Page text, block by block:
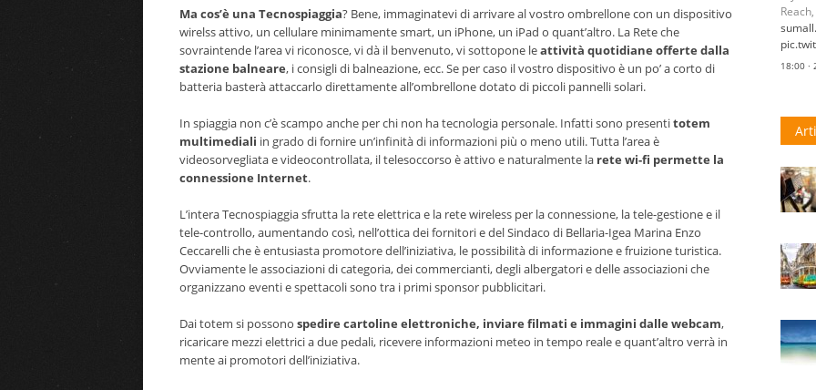
Ma cos’è una Tecnospiaggia? Bene, immaginatevi di arrivare al vostro ombrellone con un dispositivo
wirelss attivo, un cellulare minimamente smart, un iPhone, un iPad o quant’altro. La Rete che
sovraintende l’area vi riconosce, vi dà il benvenuto, vi sottopone leattività quotidiane offerte dalla
stazione balneare, i consigli di balneazione, ecc. Se per caso il vostro dispositivo è un po’ a corto di
batteria basterà attaccarlo direttamente all’ombrellone dotato di piccoli pannelli solari.
In spiaggia non c’è scampo anche per chi non ha tecnologia personale. Infatti sono presentitotem
multimediali in grado di fornire un’infinità di informazioni più o meno utili. Tutta l’area è
videosorvegliata e videocontrollata, il telesoccorso è attivo e naturalmente la rete wi-fi permette la
connessione Internet.
L’intera Tecnospiaggia sfrutta la rete elettrica e la rete wireless per la connessione, la tele-gestione e il
tele-controllo, aumentando così, nell’ottica dei fornitori e del Sindaco di Bellaria-Igea Marina Enzo
Ceccarelli che è entusiasta promotore dell’iniziativa, le possibilità di informazione e fruizione turistica.
Ovviamente le associazioni di categoria, dei commercianti, degli albergatori e delle associazioni che
organizzano eventi e spettacoli sono tra i primi sponsor pubblicitari.
Dai totem si possono spedire cartoline elettroniche, inviare filmati e immagini dalle webcam,
ricaricare mezzi elettrici a due pedali, ricevere informazioni meteo in tempo reale e quant’altro verrà in
mente ai promotori dell’iniziativa.
18:00
My
18:00 ·